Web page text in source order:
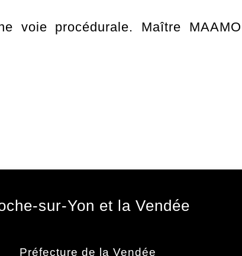
voie procédurale. Maître
sur-Yon et la Vendée
Préfecture de la Vendée